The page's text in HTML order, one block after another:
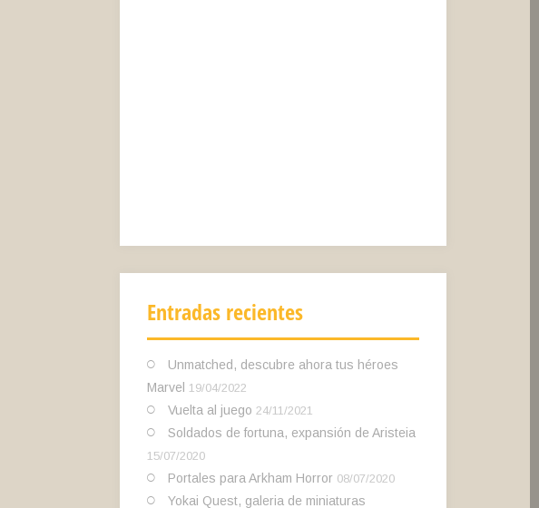
Entradas recientes
Unmatched, descubre ahora tus héroes
Marvel 19/04/2022
Vuelta al juego 24/11/2021
Soldados de fortuna, expansión de Aristeia
15/07/2020
Portales para Arkham Horror 08/07/2020
Yokai Quest, galeria de miniaturas